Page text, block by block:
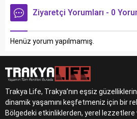
Ziyaretçi Yorumları - 0
Henüz yorum yapılmamış.
Trakya Life, Trakya’nın eşsiz
dinamik yaşamını keşfetmeniz için bir
Bölgedeki etkinliklerden, yerel